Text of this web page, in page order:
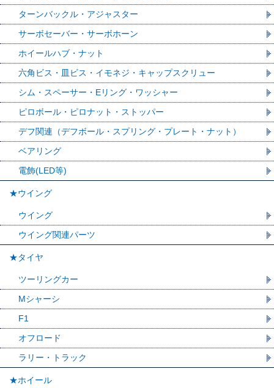
ターンバックル・アジャスター
サーボセーバー・サーボホーン
ホイールハブ・ナット
六角ビス・皿ビス・イモネジ・キャップスクリュー
シム・スペーサー・Eリング・ワッシャー
ピロボール・ピロナット・ストッパー
デフ関連（デフボール・スプリング・プレート・ナット）
ベアリング
電飾(LED等)
★ウイング
ウイング
ウイング関連パーツ
★タイヤ
ツーリングカー
Mシャーシ
F1
オフロード
ラリー・トラック
★ホイール